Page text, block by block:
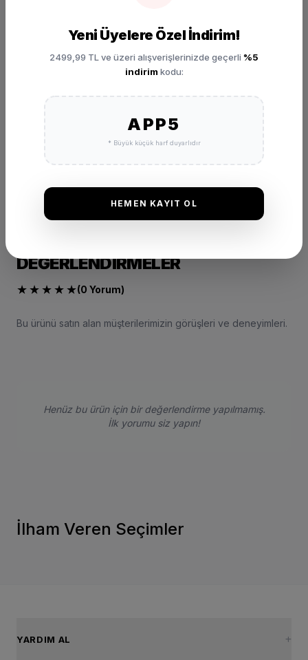
İade ve Değişim Detayları
DEĞERLENDIRMELER
★★★★★(0 Yorum)
Bu ürünü satın alan müşterilerimizin görüşleri ve deneyimleri.
Henüz bu ürün için bir değerlendirme yapılmamış.
İlk yorumu siz yapın!
İlham Veren Seçimler
YARDIM AL
Yeni Üyelere Özel İndirim!
2499,99 TL ve üzeri alışverişlerinizde geçerli %5
indirim kodu:
APP5
* Büyük küçük harf duyarlıdır
HEMEN KAYIT OL